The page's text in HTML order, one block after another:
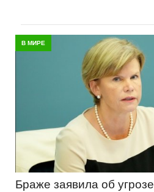
В МИРЕ
Браже заявила об угрозе